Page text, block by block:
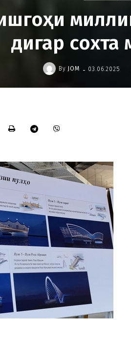
дигар
By JOM - 03.06.2025